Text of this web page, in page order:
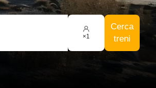
×1
Cerca
treni